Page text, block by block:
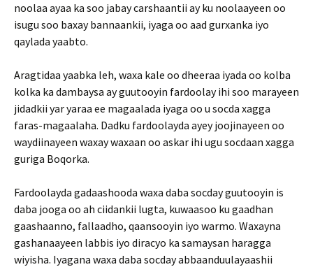
noolaa ayaa ka soo jabay carshaantii ay ku noolaayeen oo
isugu soo baxay bannaankii, iyaga oo aad gurxanka iyo
qaylada yaabto.
Aragtidaa yaabka leh, waxa kale oo dheeraa iyada oo kolba
kolka ka dambaysa ay guutooyin fardoolay ihi soo marayeen
jidadkii yar yaraa ee magaalada iyaga oo u socda xagga
faras-magaalaha. Dadku fardoolayda ayey joojinayeen oo
waydiinayeen waxay waxaan oo askar ihi ugu socdaan xagga
guriga Boqorka.
Fardoolayda gadaashooda waxa daba socday guutooyin is
daba jooga oo ah ciidankii lugta, kuwaasoo ku gaadhan
gaashaanno, fallaadho, qaansooyin iyo warmo. Waxayna
gashanaayeen labbis iyo diracyo ka samaysan haragga
wiyisha. Iyagana waxa daba socday abbaanduulayaashii